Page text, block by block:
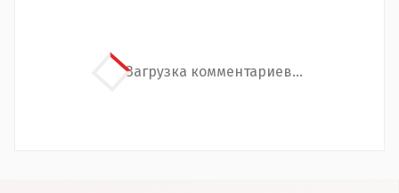
Загрузка комментариев...